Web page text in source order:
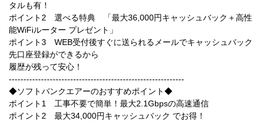
タルも有！
ポイント2 選べる特典 「最大36,000円キャッシュバック＋高性
能WiFiルーター プレゼント」
ポイント3 WEB受付後すぐに送られるメールでキャッシュバック
先口座登録ができるから
履歴が残って安心！
------------------------------------------------------------
◆ソフトバンクエアーのおすすめポイント◆
ポイント1 工事不要で簡単！最大2.1Gbpsの高速通信
ポイント2 最大34,000円キャッシュバック でお得！